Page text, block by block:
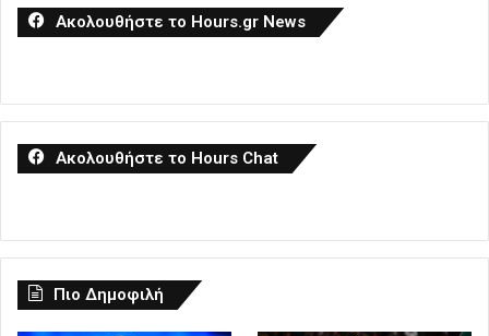
Ακολουθήστε το Hours.gr News
Ακολουθήστε το Hours Chat
Πιο Δημοφιλή